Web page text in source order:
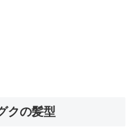
クの髪型